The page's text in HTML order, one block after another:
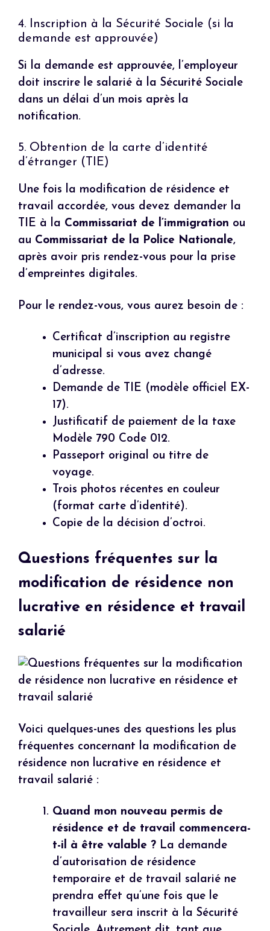
4. Inscription à la Sécurité Sociale (si la
demande est approuvée)
Si la demande est approuvée, l’employeur
doit inscrire le salarié à la Sécurité Sociale
dans un délai d’un mois après la
notification.
5. Obtention de la carte d’identité
d’étranger (TIE)
Une fois la modification de résidence et
travail accordée, vous devez demander la
TIE à la Commissariat de l’immigration ou
au Commissariat de la Police Nationale,
après avoir pris rendez-vous pour la prise
d’empreintes digitales.
Pour le rendez-vous, vous aurez besoin de :
Certificat d’inscription au registre
municipal si vous avez changé
d’adresse.
Demande de TIE (modèle officiel EX-
17).
Justificatif de paiement de la taxe
Modèle 790 Code 012.
Passeport original ou titre de
voyage.
Trois photos récentes en couleur
(format carte d’identité).
Copie de la décision d’octroi.
Questions fréquentes sur la
modification de résidence non
lucrative en résidence et travail
salarié
Voici quelques-unes des questions les plus
fréquentes concernant la modification de
résidence non lucrative en résidence et
travail salarié :
Quand mon nouveau permis de
résidence et de travail commencera-
t-il à être valable ? La demande
d’autorisation de résidence
temporaire et de travail salarié ne
prendra effet qu’une fois que le
travailleur sera inscrit à la Sécurité